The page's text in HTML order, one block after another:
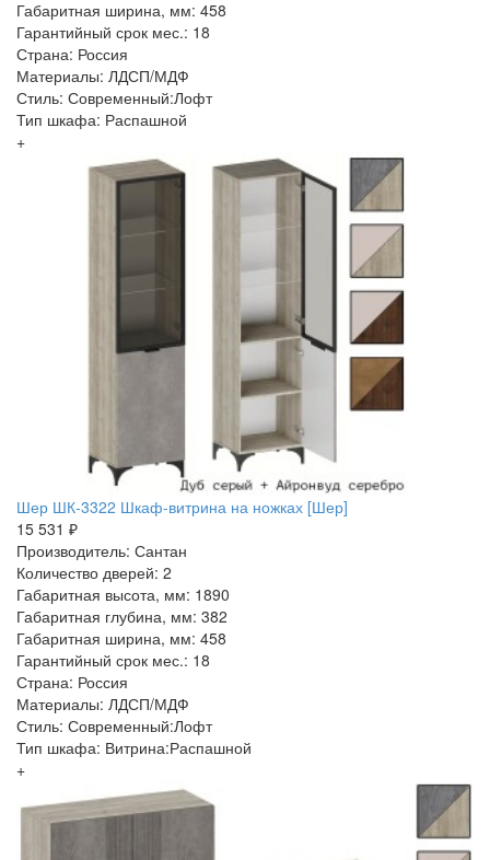
Габаритная ширина, мм: 458
Гарантийный срок мес.: 18
Страна: Россия
Материалы: ЛДСП/МДФ
Стиль: Современный:Лофт
Тип шкафа: Распашной
+
Шер ШК-3322 Шкаф-витрина на ножках [Шер]
15 531 ₽
Производитель: Сантан
Количество дверей: 2
Габаритная высота, мм: 1890
Габаритная глубина, мм: 382
Габаритная ширина, мм: 458
Гарантийный срок мес.: 18
Страна: Россия
Материалы: ЛДСП/МДФ
Стиль: Современный:Лофт
Тип шкафа: Витрина:Распашной
+